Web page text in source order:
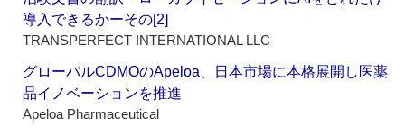
導入できるかーその[2]
TRANSPERFECT INTERNATIONAL LLC
グローバルCDMOのApeloa、日本市場に本格展開し医薬
品イノベーションを推進
Apeloa Pharmaceutical